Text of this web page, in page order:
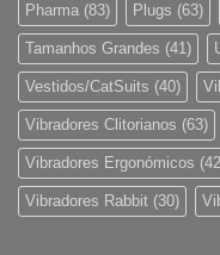
Pharma (83) Plugs (63)
Tamanhos Grandes (41)
Vestidos/CatSuits (40)
Vibradores Clitorianos (63)
Vibradores Ergonómicos
Vibradores Rabbit (30)